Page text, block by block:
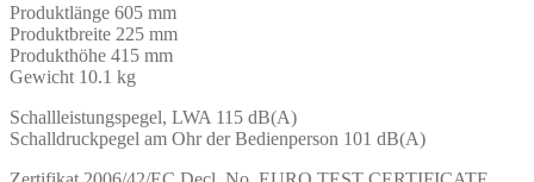
Produktlänge 605 mm
Produktbreite 225 mm
Produkthöhe 415 mm
Gewicht 10.1 kg
Schallleistungspegel, LWA 115 dB(A)
Schalldruckpegel am Ohr der Bedienperson 101 dB(A)